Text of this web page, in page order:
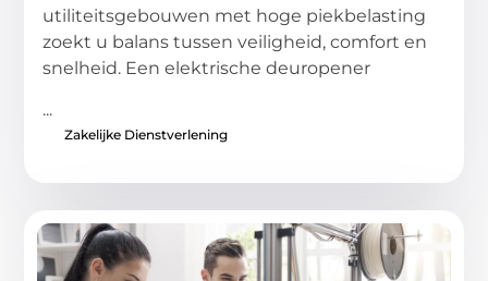
utiliteitsgebouwen met hoge piekbelasting
zoekt u balans tussen veiligheid, comfort en
snelheid. Een elektrische deuropener
...
Zakelijke Dienstverlening